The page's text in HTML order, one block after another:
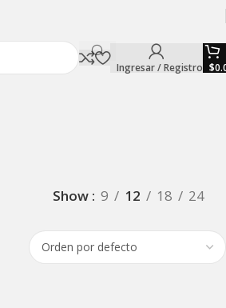
Ingresar / Registro $
Show 9 12 18 24